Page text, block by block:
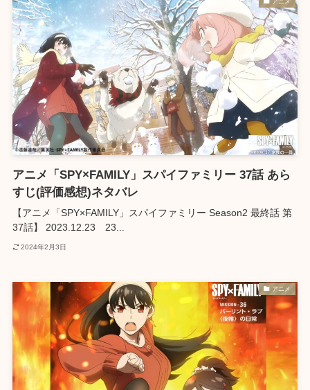
アニメ「SPY×FAMILY」スパイファミリー 37話 あら
すじ(評価感想)ネタバレ
【アニメ「SPY×FAMILY」スパイファミリー Season2 最終話 第
37話】 2023.12.23 23...
2024年2月3日
アニメ